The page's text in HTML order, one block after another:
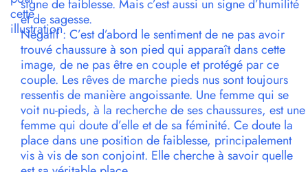
signe de faiblesse. Mais c’est aussi un signe d’humilité
et de sagesse.
Négatif : C’est d’abord le sentiment de ne pas avoir
trouvé chaussure à son pied qui apparaît dans cette
image, de ne pas être en couple et protégé par ce
couple. Les rêves de marche pieds nus sont toujours
ressentis de manière angoissante. Une femme qui se
voit nu-pieds, à la recherche de ses chaussures, est une
femme qui doute d’elle et de sa féminité. Ce doute la
place dans une position de faiblesse, principalement
vis à vis de son conjoint. Elle cherche à savoir quelle
cette
illustration